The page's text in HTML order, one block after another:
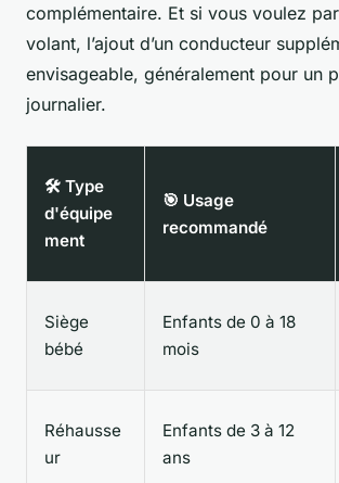
complémentaire. Et si vous voulez
volant, l’ajout d’un conducteur
envisageable, généralement pour un
journalier.
🛠️ Type
d'équipe
ment
🎯 Usage
recommandé
Siège
bébé
Enfants de 0 à 18
mois
Réhausse
ur
Enfants de 3 à 12
ans